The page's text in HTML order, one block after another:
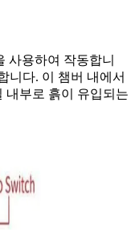
사용하여 작동합니
니다. 이 챔버 내에서
내부로 흙이 유입되는